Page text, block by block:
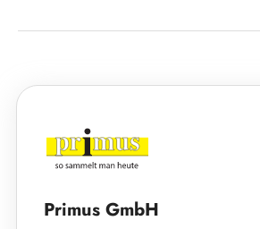
Primus GmbH